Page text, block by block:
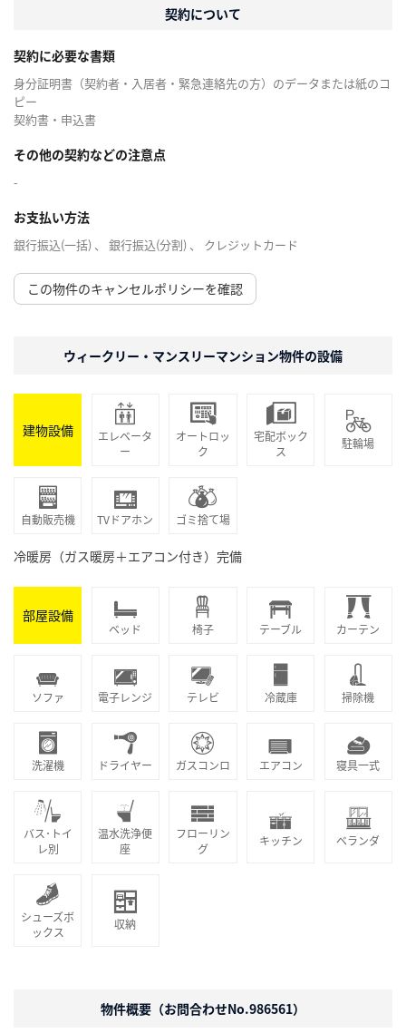
契約について
契約に必要な書類
身分証明書（契約者・入居者・緊急連絡先の方）のデータまたは紙のコ
ピー
契約書・申込書
その他の契約などの注意点
-
お支払い方法
銀行振込(一括) 、 銀行振込(分割) 、 クレジットカード
この物件のキャンセルポリシーを確認
ウィークリー・マンスリーマンション物件の設備
建物設備
エレベータ
ー
オートロッ
ク
宅配ボック
ス
駐輪場
自動販売機 TVドアホン ゴミ捨て場
冷暖房（ガス暖房＋エアコン付き）完備
部屋設備
ベッド 椅子 テーブル カーテン
ソファ 電子レンジ テレビ 冷蔵庫 掃除機
洗濯機 ドライヤー ガスコンロ エアコン 寝具一式
バス･トイ
レ別
温水洗浄便
座
フローリン
グ
キッチン ベランダ
シューズボ
ックス
収納
物件概要（お問合わせNo.986561）